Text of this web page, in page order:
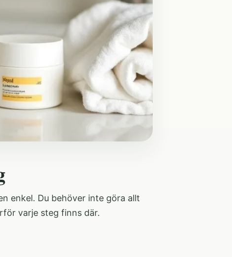
enkel. Du behöver inte göra allt
varje steg finns där.